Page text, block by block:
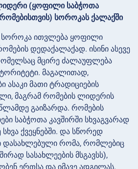
(ყოფილი საბჭოთა
რომებისთვის) სოროკას ქალაქში
ითვლება ყოფილი
დედაქალაქად. ისინი ასევე
მცირე ძალაუფლება
მაგალითად,
ასაკი მათი ტრადიციების
მაგრამ რომების ლიდერის
გაიზარდა. რომების
საბჭოთა კავშირში სხვაგვარად
ქვეყნებში. და სწორედ
დასახლებული რომა, რომლებიც
სასახლეების მსგავსს),
ერთსა და იმავე ადგილას.